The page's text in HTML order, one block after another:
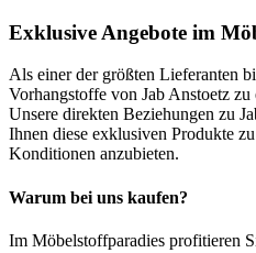
Exklusive Angebote im
Als einer der größten Lieferanten
Vorhangstoffe von Jab Anstoetz zu
Unsere direkten Beziehungen zu
Ihnen diese exklusiven Produkte
Konditionen anzubieten.
Warum bei uns kaufen?
Im Möbelstoffparadies profitieren